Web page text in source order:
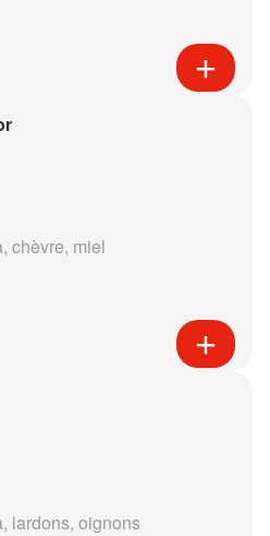
chèvre, miel
lardons, oignons